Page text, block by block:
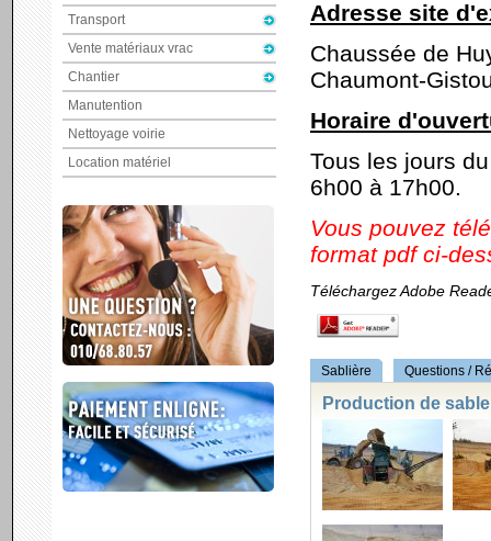
Transport
Vente matériaux vrac
Chantier
Manutention
Nettoyage voirie
Location matériel
Adresse site
Chaussée de
Chaumont-
Horaire
Tous les jours
6h00 à 17h00.
Vous pouvez
format pdf ci-
Téléchargez Adobe
Sablière Questions /
Production de